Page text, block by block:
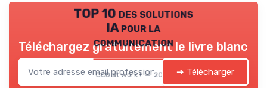
TOP 10 des solutions
IA pour la
communication
CCO at work ! — 2026
Téléchargez gratuitement le livre blanc
➔ Télécharger